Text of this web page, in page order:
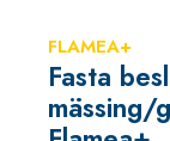
FLAMEA+
Fasta
mässing/